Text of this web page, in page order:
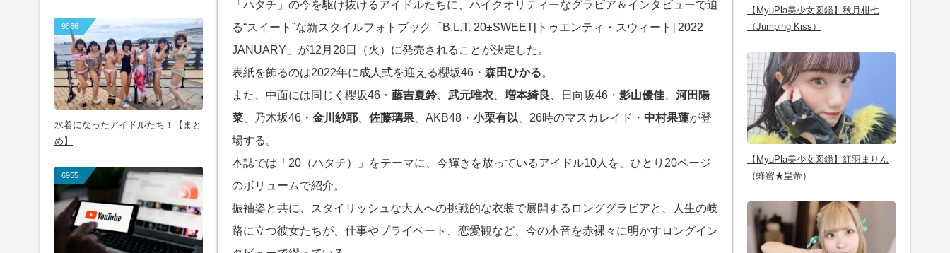
「ハタチ」の今を駆け抜けるアイドルたちに、ハイクオリティーなグラビア＆インタビューで迫
る“スイート”な新スタイルフォトブック「B.L.T. 20±SWEET[トゥエンティ・スウィート] 2022
JANUARY」が12月28日（火）に発売されることが決定した。
表紙を飾るのは2022年に成人式を迎える櫻坂46・ 森田ひかる。
また、中面には同じく櫻坂46・ 藤吉夏鈴、 武元唯衣 増本綺良 、日向坂46・ 影山優佳
河田陽
菜 、乃木坂46・ 金川紗耶 佐藤璃果 、AKB48・ 小栗有以 、26時のマスカレイド・ 中村果蓮が登
場する。
本誌では「20（ハタチ）」をテーマに、今輝きを放っているアイドル10人を、ひとり20ページ
のボリュームで紹介。
振袖姿と共に、スタイリッシュな大人への挑戦的な衣装で展開するロンググラビアと、人生の岐
路に立つ彼女たちが、仕事やプライベート、恋愛観など、今の本音を赤裸々に明かすロングイン
9866
水着になったアイドルたち！【まと
め】
6955
【MyuPla美少女図鑑】秋月柑七
（Jumping Kiss）
【MyuPla美少女図鑑】紅羽まりん
（蜂蜜★皇帝）